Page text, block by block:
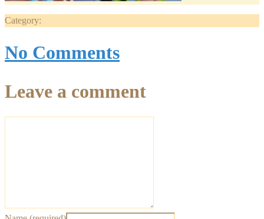
Category:
No Comments
Leave a comment